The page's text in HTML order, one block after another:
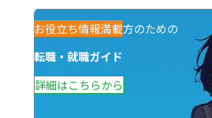
観光業で働きたい方のための
転職・就職ガイド
詳細はこちらから
お役立ち情報満載